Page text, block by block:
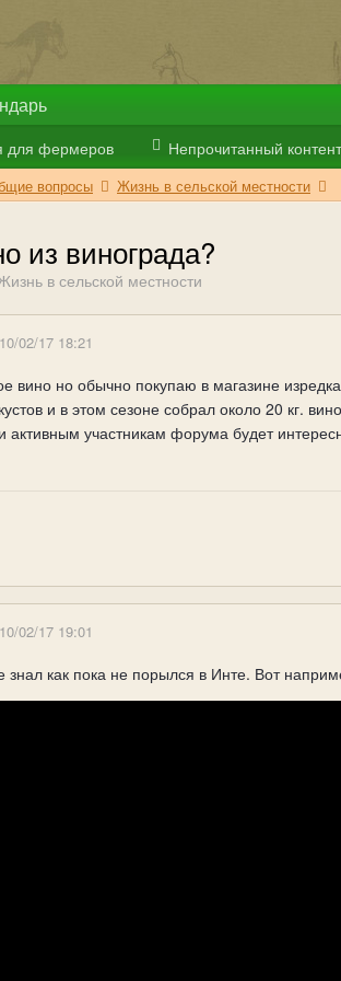
для фермеров Непрочитанный контент
вопросы Жизнь в сельской местности
из винограда?
в сельской местности
10/02/17 18:21
вино но обычно покупаю в магазине
и в этом сезоне собрал около 20 кг.
активным участникам форума будет
10/02/17 19:01
как пока не порылся в Инте. Вот